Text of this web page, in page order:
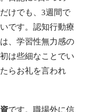
けでも、3週間で
です。認知行動療
、学習性無力感の
は些細なことでい
らお礼を言われ
です。職場外に信